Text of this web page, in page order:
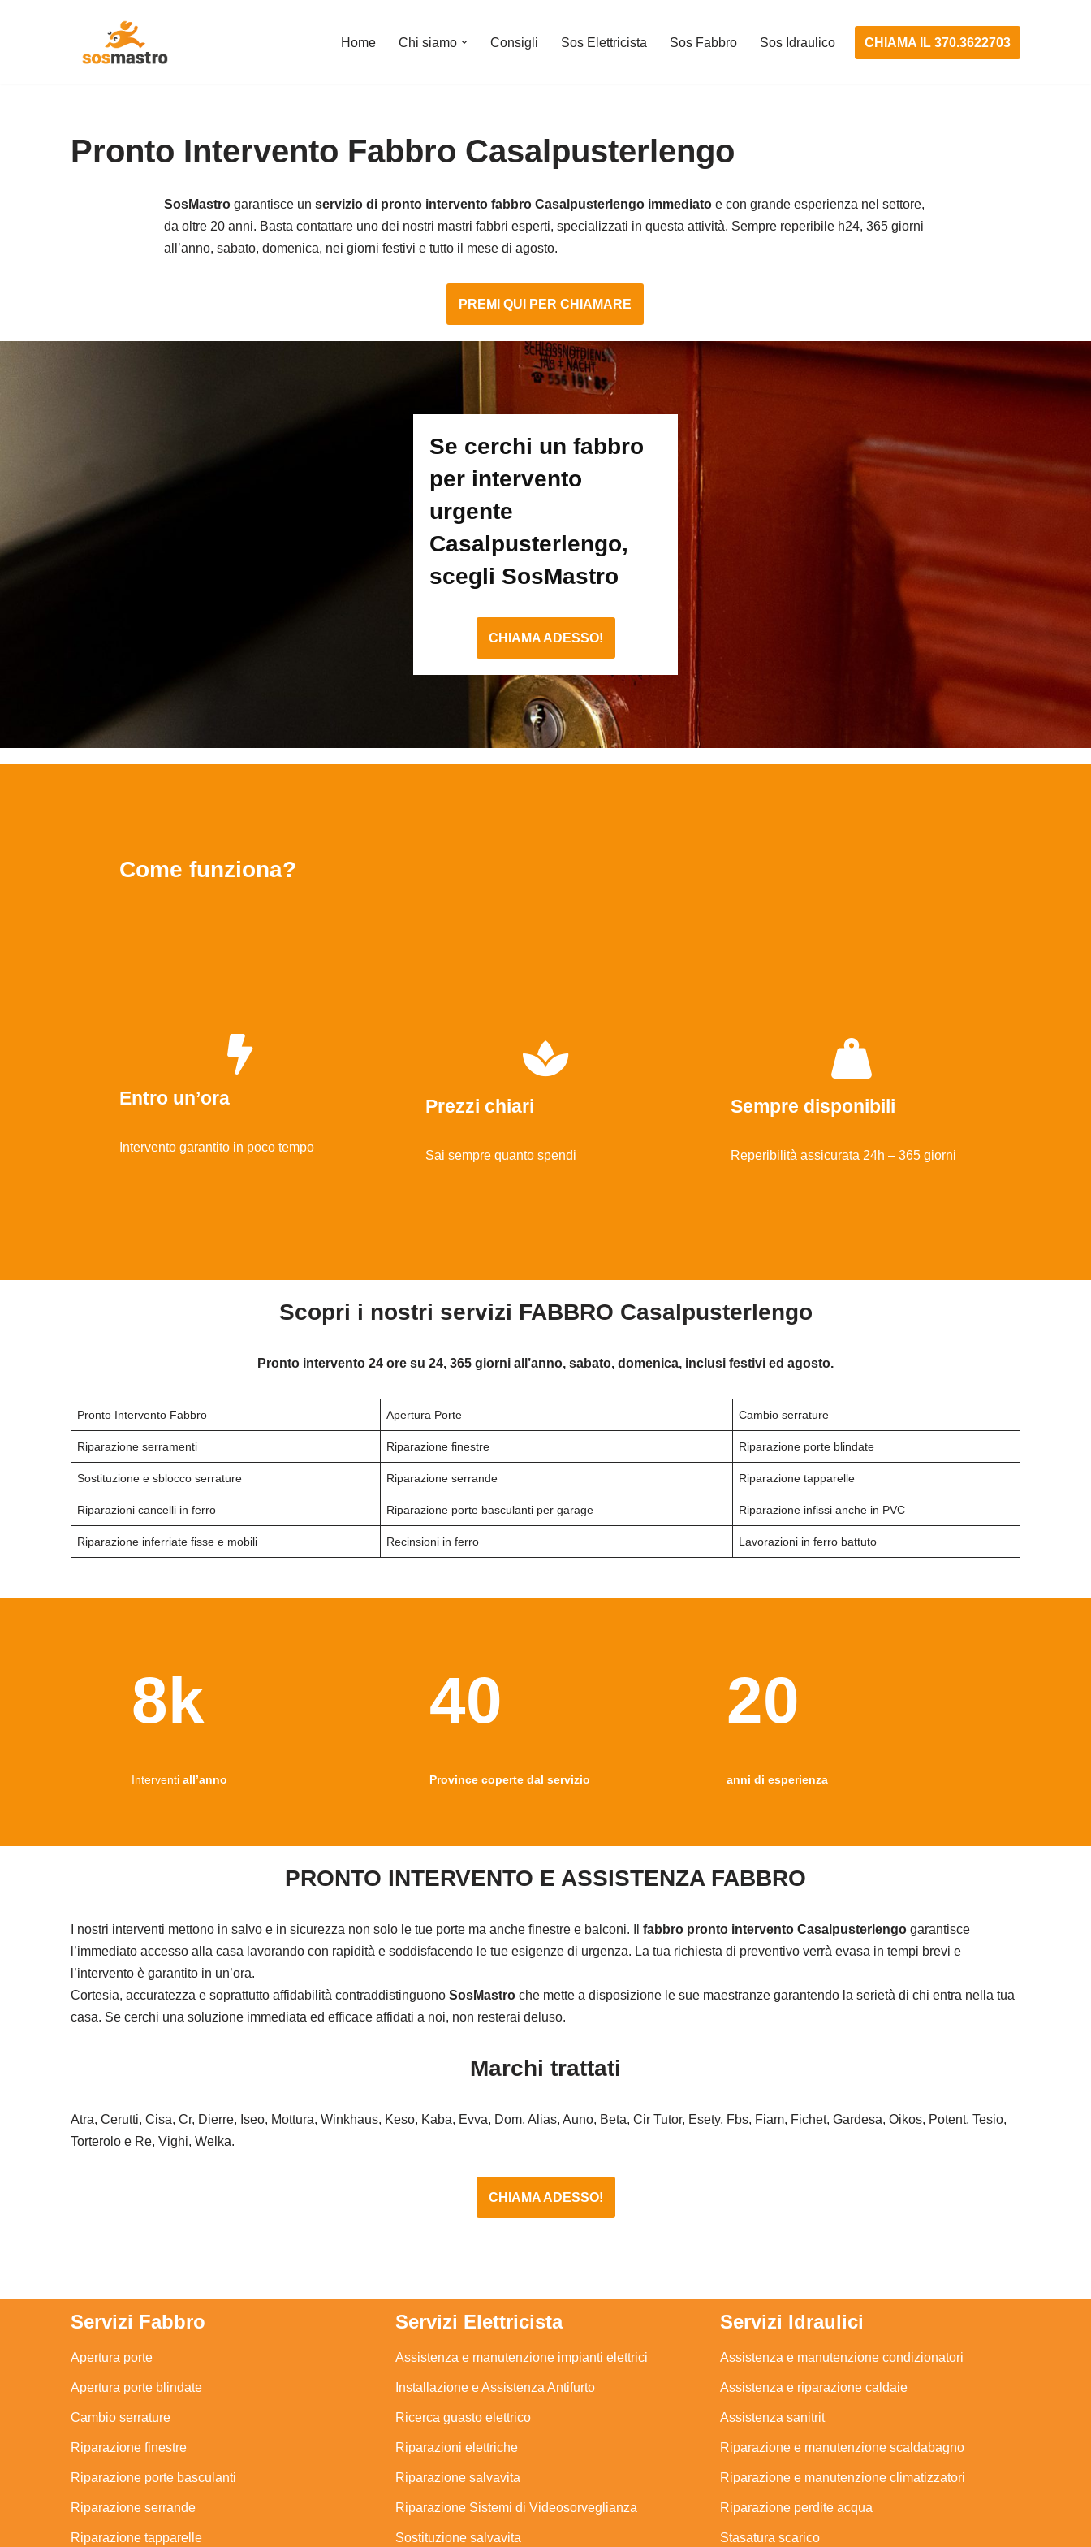
Home Chi siamo Consigli Sos Elettricista Sos Fabbro Sos Idraulico CHIAMA IL 370.3622703
Pronto Intervento Fabbro Casalpusterlengo
SosMastrogarantisce un servizio di pronto intervento fabbro Casalpusterlengo immediatoe con grande esperienza nel settore,
da oltre 20 anni. Basta contattare uno dei nostri mastri fabbri esperti, specializzati in questa attività. Sempre reperibile h24, 365 giorni
all’anno, sabato, domenica, nei giorni festivi e tutto il mese di agosto.
PREMI QUI PER CHIAMARE
Se cerchi un fabbro
per intervento
urgente
Casalpusterlengo,
scegli SosMastro
CHIAMA ADESSO!
Come funziona?
Entro un’ora
Intervento garantito in poco tempo
Prezzi chiari
Sai sempre quanto spendi
Sempre disponibili
Reperibilità assicurata 24h – 365 giorni
Scopri i nostri servizi FABBRO Casalpusterlengo
Pronto intervento 24 ore su 24, 365 giorni all’anno, sabato, domenica, inclusi festivi ed agosto.
Pronto Intervento Fabbro Apertura Porte Cambio serrature
Riparazione serramenti Riparazione finestre Riparazione porte blindate
Sostituzione e sblocco serrature Riparazione serrande Riparazione tapparelle
Riparazioni cancelli in ferro Riparazione porte basculanti per garage Riparazione infissi anche in PVC
Riparazione inferriate fisse e mobili Recinsioni in ferro Lavorazioni in ferro battuto
8k
Interventi all’anno
40
Province coperte dal servizio
20
anni di esperienza
PRONTO INTERVENTO E ASSISTENZA FABBRO
I nostri interventi mettono in salvo e in sicurezza non solo le tue porte ma anche finestre e balconi. Il fabbro pronto intervento Casalpusterlengo garantisce
l’immediato accesso alla casa lavorando con rapidità e soddisfacendo le tue esigenze di urgenza. La tua richiesta di preventivo verrà evasa in tempi brevi e
l’intervento è garantito in un’ora.
Cortesia, accuratezza e soprattutto affidabilità contraddistinguono SosMastro che mette a disposizione le sue maestranze garantendo la serietà di chi entra nella tua
casa. Se cerchi una soluzione immediata ed efficace affidati a noi, non resterai deluso.
Marchi trattati
Atra, Cerutti, Cisa, Cr, Dierre, Iseo, Mottura, Winkhaus, Keso, Kaba, Evva, Dom, Alias, Auno, Beta, Cir Tutor, Esety, Fbs, Fiam, Fichet, Gardesa, Oikos, Potent, Tesio,
Torterolo e Re, Vighi, Welka.
CHIAMA ADESSO!
Servizi Fabbro
Apertura porte
Apertura porte blindate
Cambio serrature
Riparazione finestre
Riparazione porte basculanti
Riparazione serrande
Riparazione tapparelle
Servizi Elettricista
Assistenza e manutenzione impianti elettrici
Installazione e Assistenza Antifurto
Ricerca guasto elettrico
Riparazioni elettriche
Riparazione salvavita
Riparazione Sistemi di Videosorveglianza
Sostituzione salvavita
Servizi Idraulici
Assistenza e manutenzione condizionatori
Assistenza e riparazione caldaie
Assistenza sanitrit
Riparazione e manutenzione scaldabagno
Riparazione e manutenzione climatizzatori
Riparazione perdite acqua
Stasatura scarico